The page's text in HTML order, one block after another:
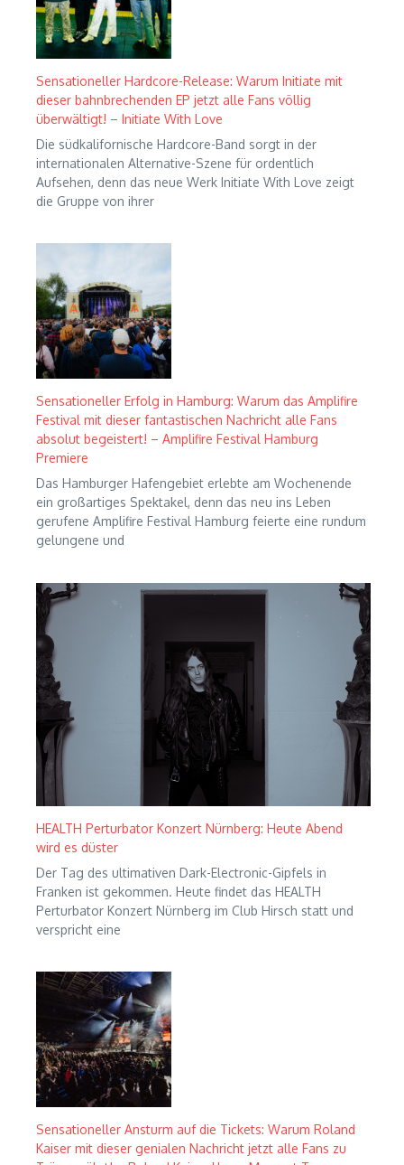
Sensationeller Hardcore-Release: Warum Initiate mit
dieser bahnbrechenden EP jetzt alle Fans völlig
überwältigt! – Initiate With Love
Die südkalifornische Hardcore-Band sorgt in der
internationalen Alternative-Szene für ordentlich
Aufsehen, denn das neue Werk Initiate With Love zeigt
die Gruppe von ihrer
Sensationeller Erfolg in Hamburg: Warum das Amplifire
Festival mit dieser fantastischen Nachricht alle Fans
absolut begeistert! – Amplifire Festival Hamburg
Premiere
Das Hamburger Hafengebiet erlebte am Wochenende
ein großartiges Spektakel, denn das neu ins Leben
gerufene Amplifire Festival Hamburg feierte eine rundum
gelungene und
HEALTH Perturbator Konzert Nürnberg: Heute Abend
wird es düster
Der Tag des ultimativen Dark-Electronic-Gipfels in
Franken ist gekommen. Heute findet das HEALTH
Perturbator Konzert Nürnberg im Club Hirsch statt und
verspricht eine
Sensationeller Ansturm auf die Tickets: Warum Roland
Kaiser mit dieser genialen Nachricht jetzt alle Fans zu